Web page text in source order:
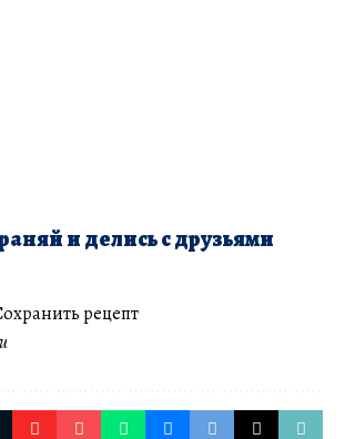
и делись с друзьями
рецепт